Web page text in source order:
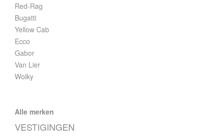
Red-Rag
Bugatti
Yellow Cab
Ecco
Gabor
Van Lier
Wolky
Alle merken
VESTIGINGEN